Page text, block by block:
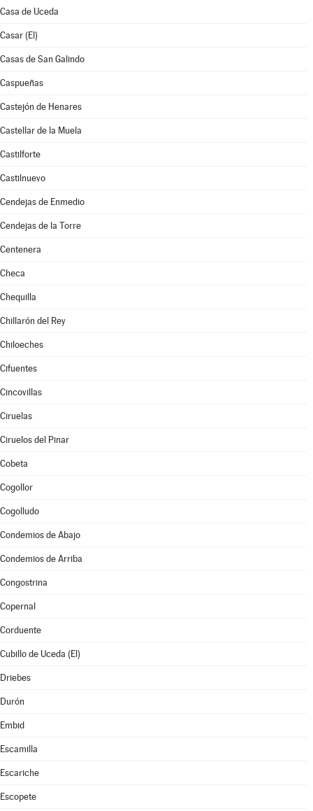
Casa de Uceda
Casar (El)
Casas de San Galindo
Caspueñas
Castejón de Henares
Castellar de la Muela
Castilforte
Castilnuevo
Cendejas de Enmedio
Cendejas de la Torre
Centenera
Checa
Chequilla
Chillarón del Rey
Chiloeches
Cifuentes
Cincovillas
Ciruelas
Ciruelos del Pinar
Cobeta
Cogollor
Cogolludo
Condemios de Abajo
Condemios de Arriba
Congostrina
Copernal
Corduente
Cubillo de Uceda (El)
Driebes
Durón
Embid
Escamilla
Escariche
Escopete